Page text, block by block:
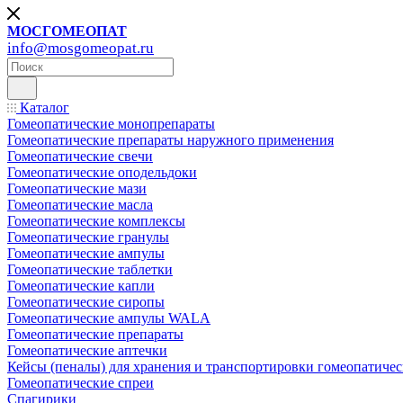
МОСГОМЕОПАТ
info@mosgomeopat.ru
Каталог
Гомеопатические монопрепараты
Гомеопатические препараты наружного применения
Гомеопатические свечи
Гомеопатические оподельдоки
Гомеопатические мази
Гомеопатические масла
Гомеопатические комплексы
Гомеопатические гранулы
Гомеопатические ампулы
Гомеопатические таблетки
Гомеопатические капли
Гомеопатические сиропы
Гомеопатические ампулы WALA
Гомеопатические препараты
Гомеопатические аптечки
Кейсы (пеналы) для хранения и транспортировки
Гомеопатические спреи
Спагирики